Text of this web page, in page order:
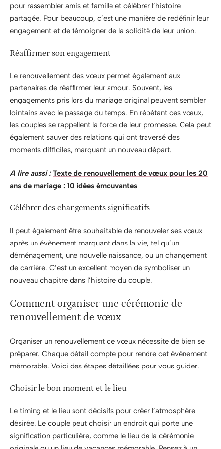
pour rassembler amis et famille et célébrer l’histoire
partagée. Pour beaucoup, c’est une manière de redéfinir leur
engagement et de témoigner de la solidité de leur union.
Réaffirmer son engagement
Le renouvellement des vœux permet également aux
partenaires de réaffirmer leur amour. Souvent, les
engagements pris lors du mariage original peuvent sembler
lointains avec le passage du temps. En répétant ces vœux,
les couples se rappellent la force de leur promesse. Cela peut
également sauver des relations qui ont traversé des
moments difficiles, marquant un nouveau départ.
A lire aussi : Texte de renouvellement de vœux pour les 20
ans de mariage : 10 idées émouvantes
Célébrer des changements significatifs
Il peut également être souhaitable de renouveler ses vœux
après un évènement marquant dans la vie, tel qu’un
déménagement, une nouvelle naissance, ou un changement
de carrière. C’est un excellent moyen de symboliser un
nouveau chapitre dans l’histoire du couple.
Comment organiser une cérémonie de
renouvellement de vœux
Organiser un renouvellement de vœux nécessite de bien se
préparer. Chaque détail compte pour rendre cet événement
mémorable. Voici des étapes détaillées pour vous guider.
Choisir le bon moment et le lieu
Le timing et le lieu sont décisifs pour créer l’atmosphère
désirée. Le couple peut choisir un endroit qui porte une
signification particulière, comme le lieu de la cérémonie